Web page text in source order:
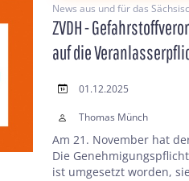
News aus und für das
ZVDH -
auf die
01.12.2025
Thomas Münch
Am 21. November hat
Die
ist umgesetzt worden,